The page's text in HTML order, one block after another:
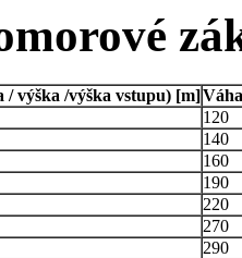
/ výška /výška vstupu) [m]
120
140
160
190
220
270
290